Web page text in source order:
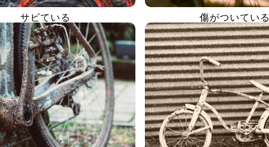
サビている 傷がついている